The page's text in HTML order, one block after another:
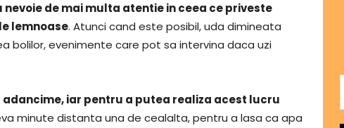
de mai multa atentie in ceea ce priveste
lemnoase. Atunci cand este posibil, uda dimineata
bolilor, evenimente care pot sa intervina daca uzi
iar pentru a putea realiza acest lucru
minute distanta una de cealalta, pentru a lasa ca apa